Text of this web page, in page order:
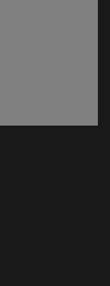
ventana)